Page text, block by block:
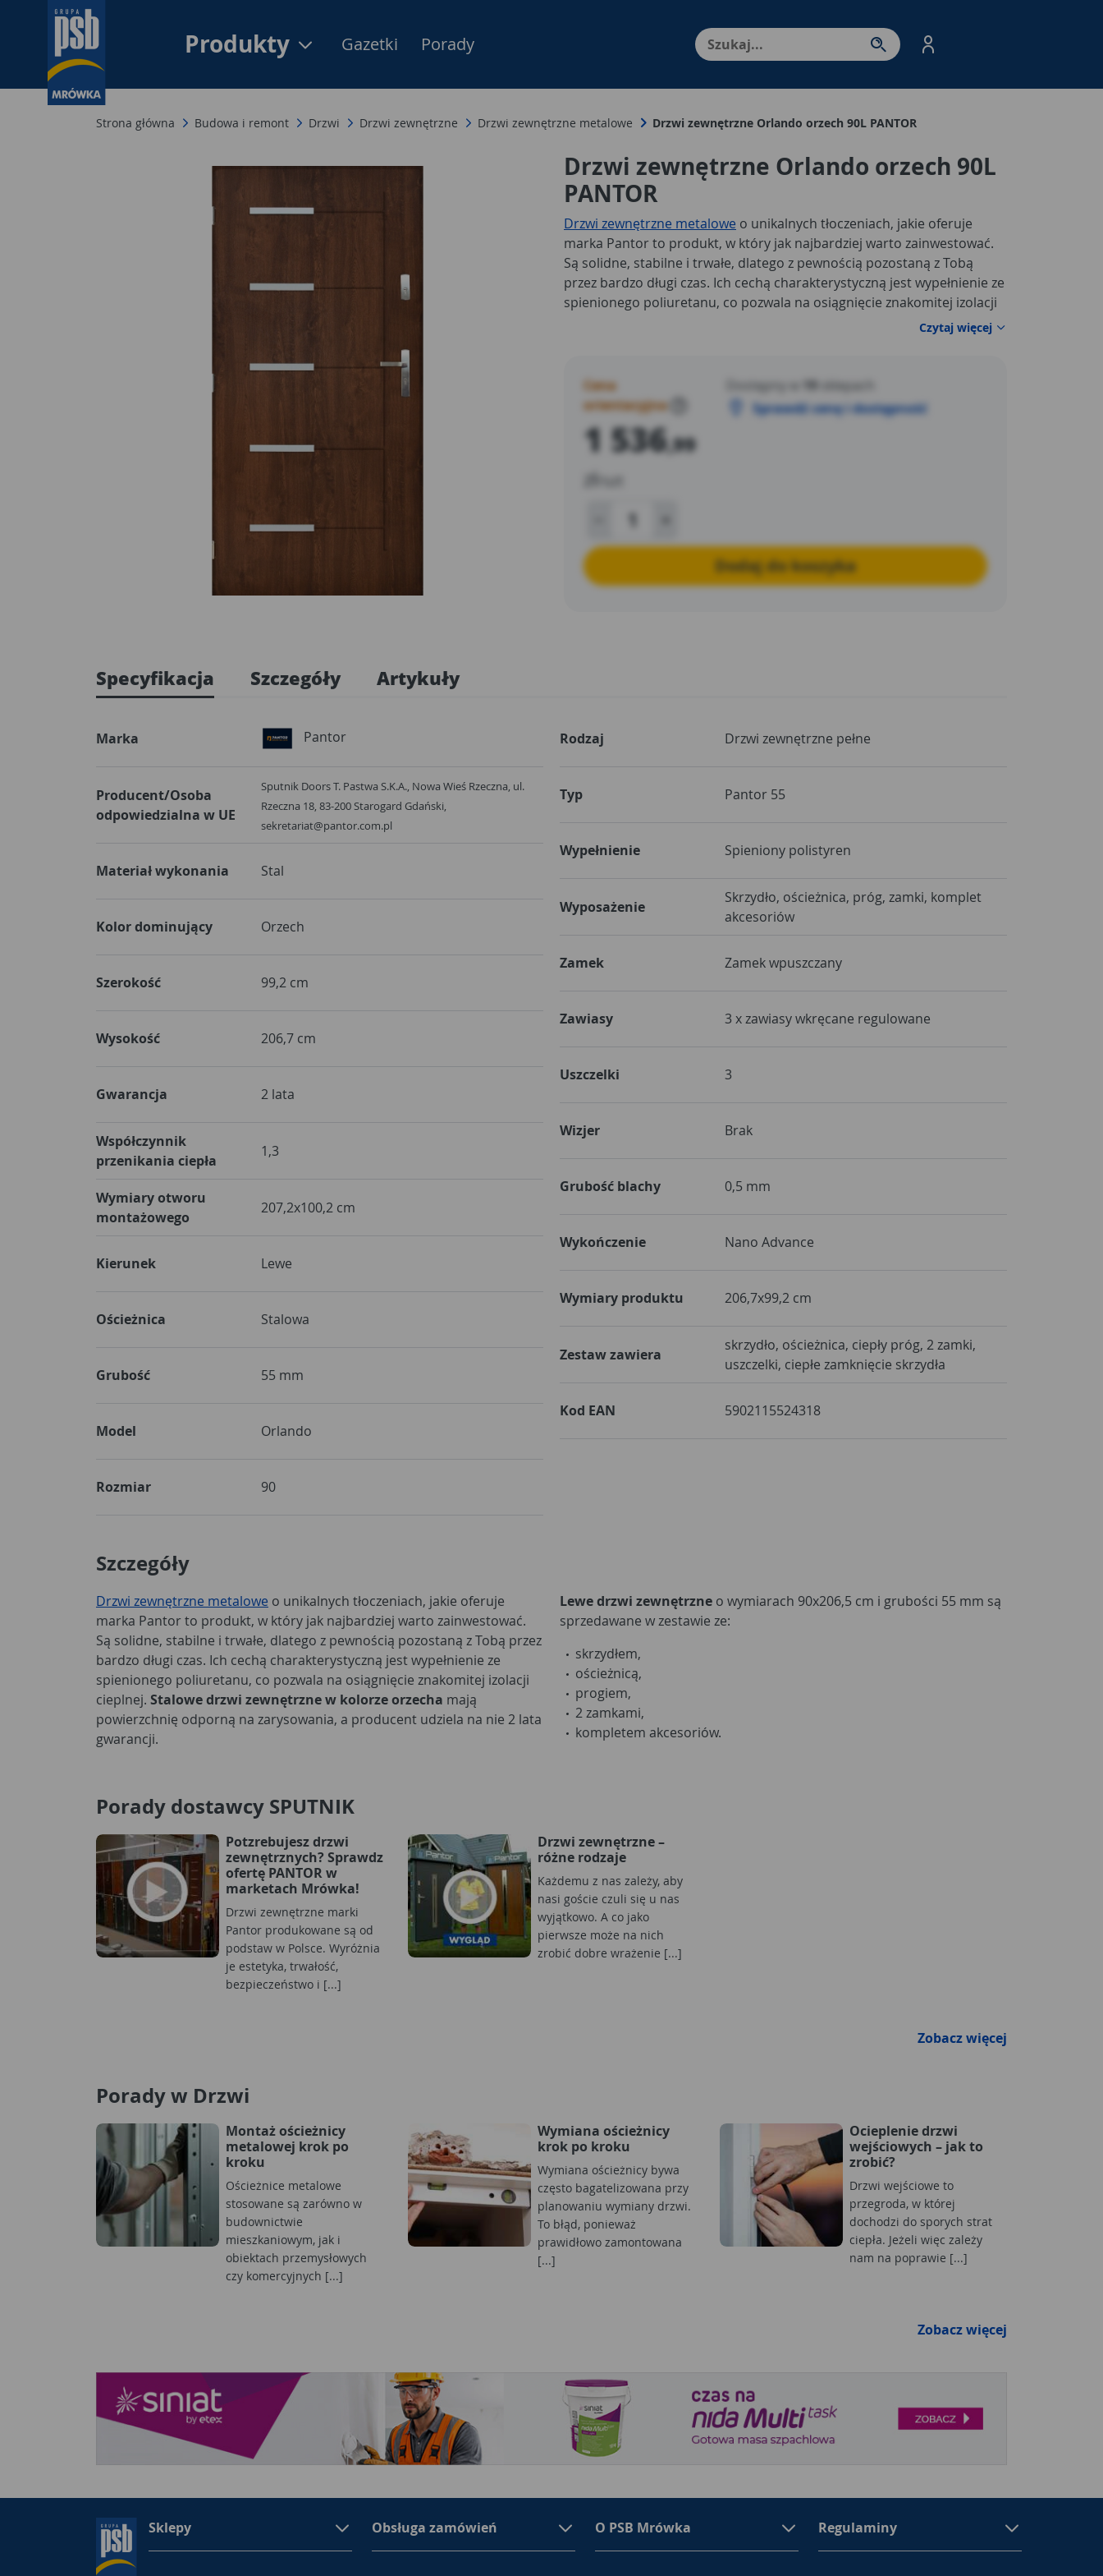
Produkty Menu Produktów, nawigacja: Enter - przejdź do strony produktów. Spacja – otwórz/
Gazetki Porady
Strona główna Budowa i remont Drzwi Drzwi zewnętrzne Drzwi zewnętrzne metalowe Drzwi zewnętrzne Orlando orzech 90L PANTOR
Drzwi zewnętrzne Orlando orzech 90L
PANTOR
Drzwi zewnętrzne metalowe o unikalnych tłoczeniach, jakie oferuje
marka Pantor to produkt, w który jak najbardziej warto zainwestować.
Są solidne, stabilne i trwałe, dlatego z pewnością pozostaną z Tobą
przez bardzo długi czas. Ich cechą charakterystyczną jest wypełnienie ze
spienionego poliuretanu, co pozwala na osiągnięcie znakomitej izolacji
mają
Czytaj więcej
Cena
orientacyjna
1 536,99
zł /szt
Dostępny w
sklepach
Sprawdź cenę i dostępność
Dodaj do koszyka
Specyfikacja Szczegóły Artykuły
Marka Pantor
Producent/Osoba
odpowiedzialna w UE
Sputnik Doors T. Pastwa S.K.A., Nowa Wieś Rzeczna, ul.
Rzeczna 18, 83-200 Starogard Gdański,
sekretariat@pantor.com.pl
Materiał wykonania Stal
Kolor dominujący Orzech
Szerokość 99,2 cm
Wysokość 206,7 cm
Gwarancja 2 lata
Współczynnik
przenikania ciepła
1,3
Wymiary otworu
montażowego
207,2x100,2 cm
Kierunek Lewe
Ościeżnica Stalowa
Grubość 55 mm
Model Orlando
Rozmiar 90
Rodzaj Drzwi zewnętrzne pełne
Typ Pantor 55
Wypełnienie Spieniony polistyren
Wyposażenie
Skrzydło, ościeżnica, próg, zamki, komplet
akcesoriów
Zamek Zamek wpuszczany
Zawiasy 3 x zawiasy wkręcane regulowane
Uszczelki 3
Wizjer Brak
Grubość blachy 0,5 mm
Wykończenie Nano Advance
Wymiary produktu 206,7x99,2 cm
Zestaw zawiera
skrzydło, ościeżnica, ciepły próg, 2 zamki,
uszczelki, ciepłe zamknięcie skrzydła
Kod EAN 5902115524318
Szczegóły
Drzwi zewnętrzne metalowe o unikalnych tłoczeniach, jakie oferuje
marka Pantor to produkt, w który jak najbardziej warto zainwestować.
Są solidne, stabilne i trwałe, dlatego z pewnością pozostaną z Tobą przez
bardzo długi czas. Ich cechą charakterystyczną jest wypełnienie ze
spienionego poliuretanu, co pozwala na osiągnięcie znakomitej izolacji
cieplnej. Stalowe drzwi zewnętrzne w kolorze orzecha mają
powierzchnię odporną na zarysowania, a producent udziela na nie 2 lata
gwarancji.
Lewe drzwi zewnętrzne o wymiarach 90x206,5 cm i grubości 55 mm są
sprzedawane w zestawie ze:
skrzydłem,
ościeżnicą,
progiem,
2 zamkami,
kompletem akcesoriów.
Porady dostawcy SPUTNIK
Potzrebujesz drzwi
zewnętrznych? Sprawdz
ofertę PANTOR w
marketach Mrówka!
Drzwi zewnętrzne marki
Pantor produkowane są od
podstaw w Polsce. Wyróżnia
je estetyka, trwałość,
bezpieczeństwo i [...]
Drzwi zewnętrzne –
różne rodzaje
Każdemu z nas zależy, aby
nasi goście czuli się u nas
wyjątkowo. A co jako
pierwsze może na nich
zrobić dobre wrażenie [...]
Zobacz więcej
Porady w Drzwi
Montaż ościeżnicy
metalowej krok po
kroku
Ościeżnice metalowe
stosowane są zarówno w
budownictwie
mieszkaniowym, jak i
obiektach przemysłowych
czy komercyjnych [...]
Wymiana ościeżnicy
krok po kroku
Wymiana ościeżnicy bywa
często bagatelizowana przy
planowaniu wymiany drzwi.
To błąd, ponieważ
prawidłowo zamontowana
[...]
Ocieplenie drzwi
wejściowych – jak to
zrobić?
Drzwi wejściowe to
przegroda, w której
dochodzi do sporych strat
ciepła. Jeżeli więc zależy
nam na poprawie [...]
Zobacz więcej
Sklepy Obsługa zamówień O PSB Mrówka Regulaminy